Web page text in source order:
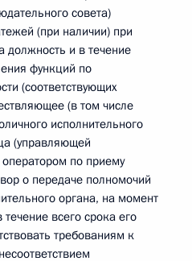
совета)
(при наличии) при
должность и в течение
функций по
(соответствующих
(в том числе
исполнительного
(управляющей
по приему
о передаче полномочий
органа, на момент
всего срока его
требованиям к